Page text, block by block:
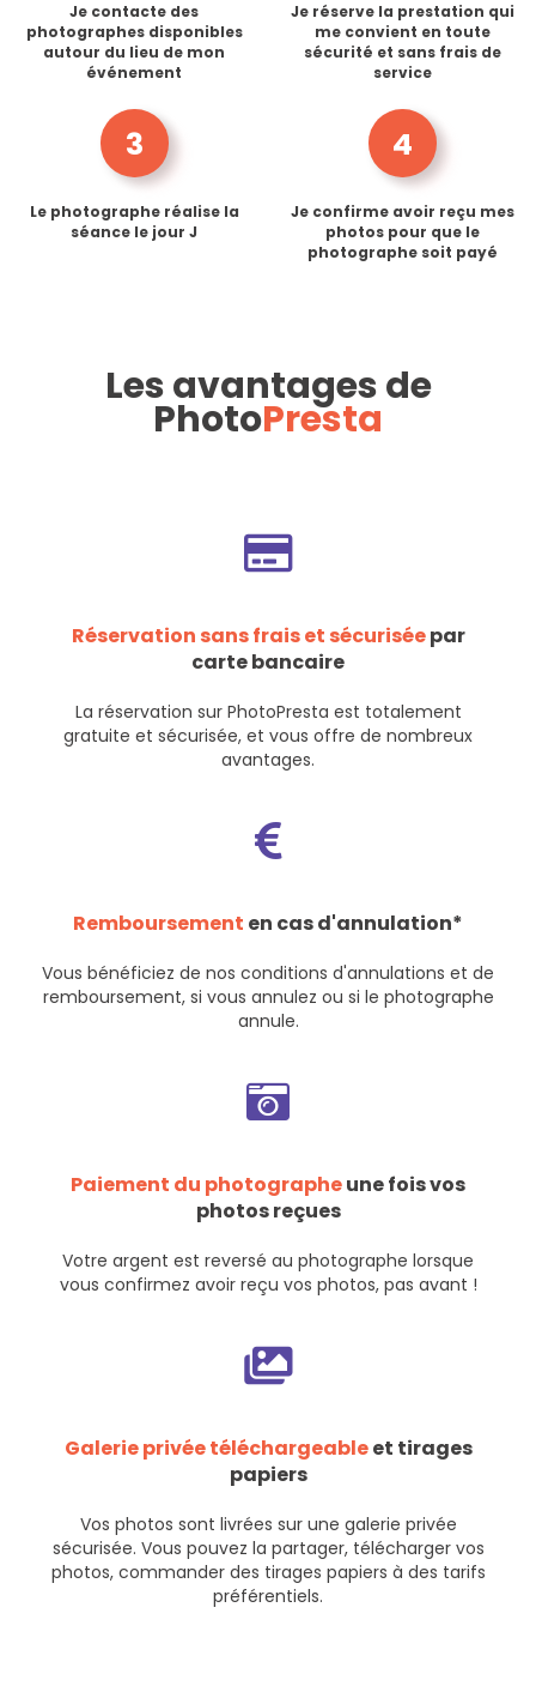
Je contacte des
photographes disponibles
autour du lieu de mon
événement
Je réserve la prestation qui
me convient en toute
sécurité et sans frais de
service
3
Le photographe réalise la
séance le jour J
4
Je confirme avoir reçu mes
photos pour que le
photographe soit payé
Les avantages de
PhotoPresta
Réservation sans frais et sécuriséepar
carte bancaire
La réservation sur PhotoPresta est totalement
gratuite et sécurisée, et vous offre de nombreux
avantages.
Remboursement en cas d'annulation*
Vous bénéficiez de nos conditions d'annulations et de
remboursement, si vous annulez ou si le photographe
annule.
Paiement du photographeune fois vos
photos reçues
Votre argent est reversé au photographe lorsque
vous confirmez avoir reçu vos photos, pas avant !
Galerie privée téléchargeableet tirages
papiers
Vos photos sont livrées sur une galerie privée
sécurisée. Vous pouvez la partager, télécharger vos
photos, commander des tirages papiers à des tarifs
préférentiels.